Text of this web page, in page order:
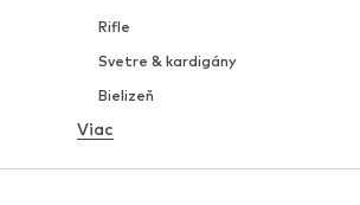
Rifle
Svetre & kardigány
Bielizeň
Košele
Obleky & saká
Viac